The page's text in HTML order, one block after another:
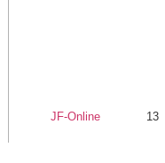
JF-Online 13